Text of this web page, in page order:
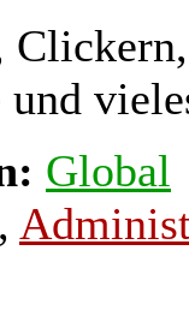
Clickern,
und
Global
,